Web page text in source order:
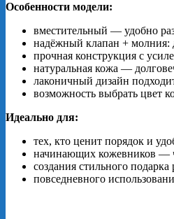
Особенности модели:
вместительный — удобно
надёжный клапан + молния:
прочная конструкция с
натуральная кожа —
лаконичный дизайн
возможность выбрать цвет
Идеально для:
тех, кто ценит порядок и
начинающих кожевников —
создания стильного подарка
повседневного